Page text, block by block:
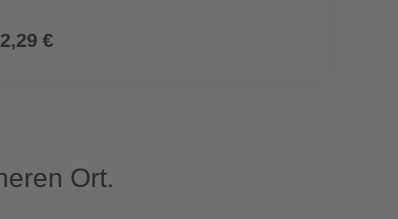
2,29 €
Ort.